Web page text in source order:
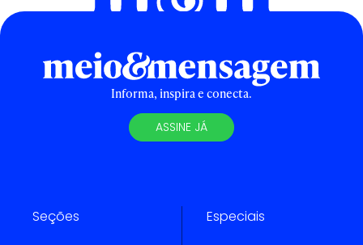
Informa, inspira e conecta.
ASSINE JÁ
Seções Especiais